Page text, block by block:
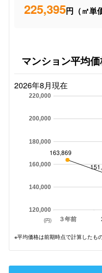
225,395円（㎡単
マンション平均
2026年8月現在
３年前
120,000
140,000
160,000
180,000
200,000
220,000
163,869
(円)
※平均価格は前期時点で計算したもの